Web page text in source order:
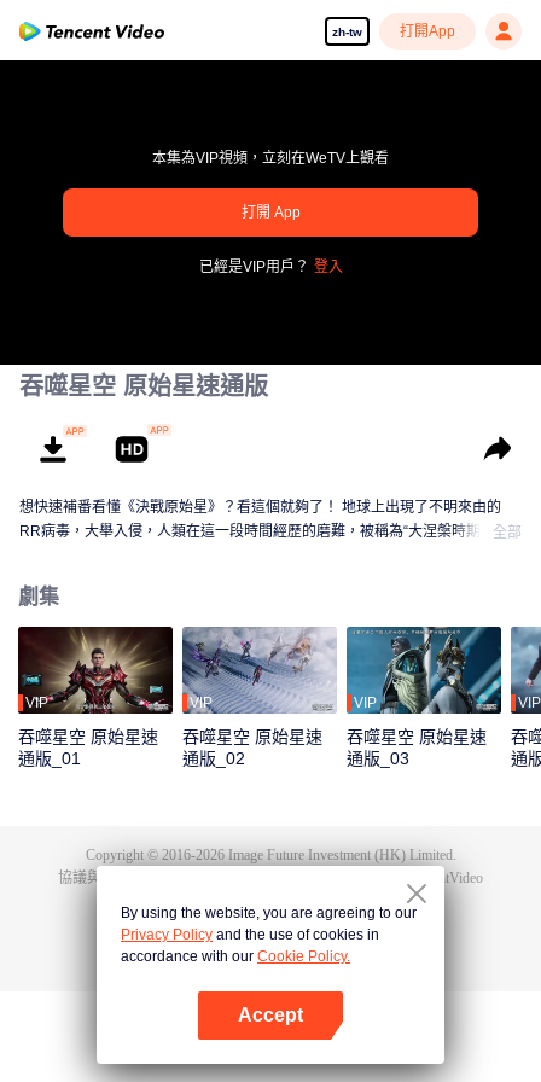
zh-tw 打開App
pay limit
本集為VIP視頻，立刻在WeTV上觀看
打開 App
已經是VIP用戶？ 登入
吞噬星空 原始星速通版
想快速補番看懂《決戰原始星》？看這個就夠了！ 地球上出現了不明來由的
RR病毒，大舉入侵，人類在這一段時間經歷的磨難，被稱為“大涅槃時期”。在
是外部環境無形中對他施加的影響。家庭拮据，父母無法給予他更多幫助，只
能依靠自己的努力。最終，在不斷的艱苦磨礪下，羅峰不斷髮掘自身潛能，得
到了能力提升和自我價值的認可。
全部
劇集
VIP
吞噬星空 原始星速
通版_01
VIP
吞噬星空 原始星速
通版_02
VIP
吞噬星空 原始星速
通版_03
VIP
吞
通
Copyright © 2016-2026Image Future Investment (HK) Limited.
協議與條款
TencentVideo
By using the website, you are agreeing to our
Privacy Policy and the use of cookies in
accordance with our Cookie Policy.
Accept